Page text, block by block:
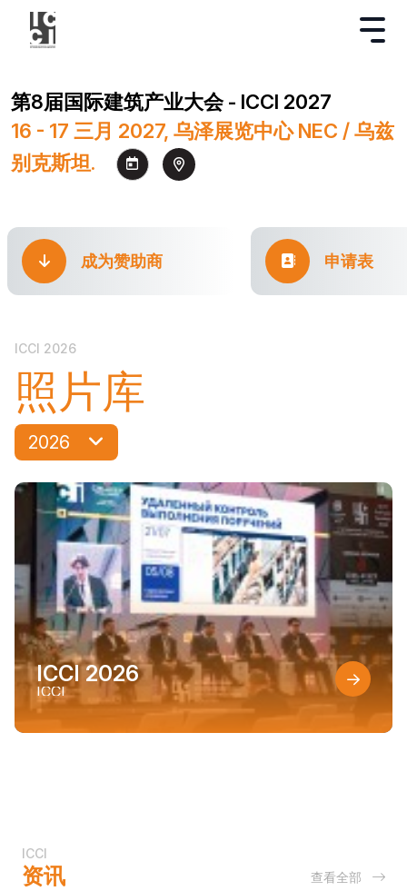
第8届国际建筑产业大会 - ICCI 2027
16 - 17 三月 2027, 乌泽展览中心 NEC / 乌兹
别克斯坦.
成为赞助商 申请表
ICCI 2026
照片库
2026
ICCI 2026
ICCI
ICCI
资讯 查看全部